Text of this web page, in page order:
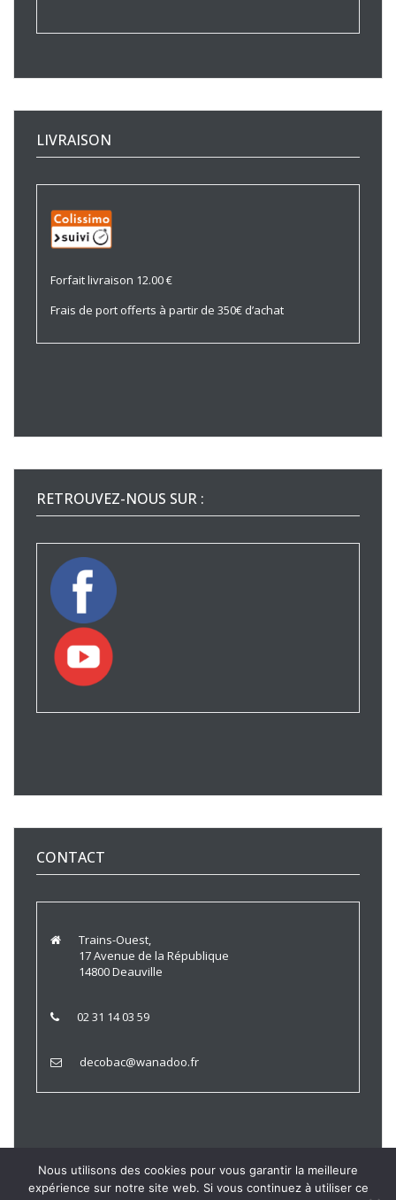
LIVRAISON
Forfait livraison 12.00 €
Frais de port offerts à partir de 350€ d’achat
RETROUVEZ-NOUS SUR :
CONTACT
Trains-Ouest,
17 Avenue de la République
14800 Deauville
02 31 14 03 59
decobac@wanadoo.fr
Trains Ouest © 2021 |Politique de Confidentialité| Mentions
Nous utilisons des cookies pour vous garantir la meilleure
expérience sur notre site web. Si vous continuez à utiliser ce